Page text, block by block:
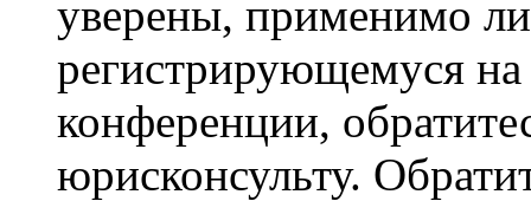
уверены, применимо
регистрирующемуся
конференции,
юрисконсульту.